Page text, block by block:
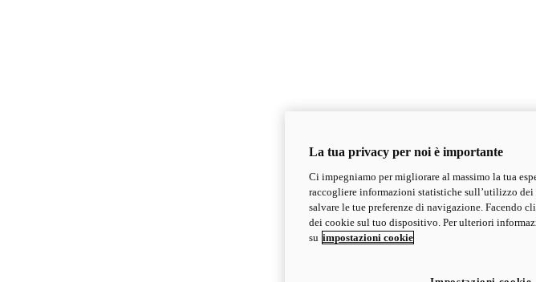
La tua privacy per noi è importante
Ci impegniamo per migliorare al massimo la tua
raccogliere informazioni statistiche sull’utilizzo
salvare le tue preferenze di navigazione. Facendo
dei cookie sul tuo dispositivo. Per ulteriori
su impostazioni cookie